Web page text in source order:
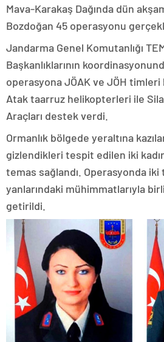
Mava-Karakaş Dağında dün
Bozdoğan 45 operasyonu
Jandarma Genel Komutanlığı
Başkanlıklarının
operasyona JÖAK ve JÖH timleri
Atak taarruz helikopterleri ile
Araçları destek verdi.
Ormanlık bölgede yeraltına
gizlendikleri tespit edilen iki
temas sağlandı. Operasyonda
yanlarındaki mühimmatlarıyla
getirildi.